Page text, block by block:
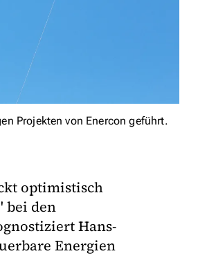
Projekten von Enercon geführt.
optimistisch
bei den
Hans-
Energien